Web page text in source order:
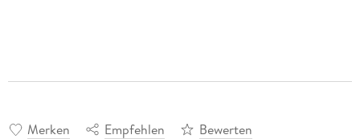
Merken Empfehlen Bewerten